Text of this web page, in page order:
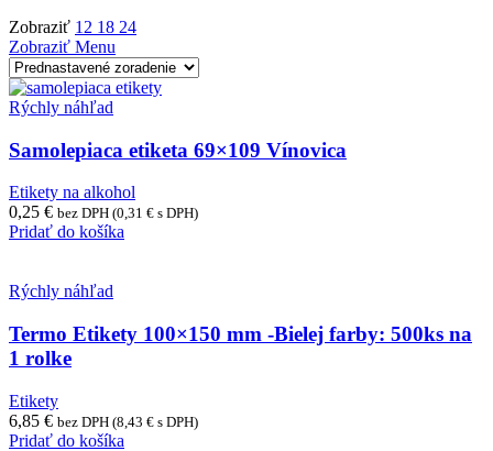
Zobraziť 12 18 24
Zobraziť Menu
Rýchly náhľad
Samolepiaca etiketa 69×109 Vínovica
Etikety na alkohol
0,25 € bez DPH (0,31 € s DPH)
Pridať do košíka
Rýchly náhľad
Termo Etikety 100×150 mm -Bielej farby: 500ks na
1 rolke
Etikety
6,85 € bez DPH (8,43 € s DPH)
Pridať do košíka